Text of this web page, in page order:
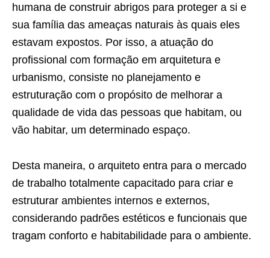
humana de construir abrigos para proteger a si e
sua família das ameaças naturais às quais eles
estavam expostos. Por isso, a atuação do
profissional com formação em arquitetura e
urbanismo, consiste no planejamento e
estruturação com o propósito de melhorar a
qualidade de vida das pessoas que habitam, ou
vão habitar, um determinado espaço.
Desta maneira, o arquiteto entra para o mercado
de trabalho totalmente capacitado para criar e
estruturar ambientes internos e externos,
considerando padrões estéticos e funcionais que
tragam conforto e habitabilidade para o ambiente.